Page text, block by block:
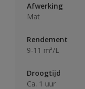
Afwerking
Mat
Rendement
9-11 m²/L
Droogtijd
Ca. 1 uur